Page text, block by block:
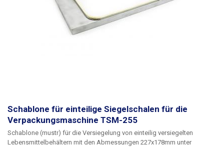
Schablone für einteilige Siegelschalen für die
Verpackungsmaschine TSM-255
Schablone (mustr) für die Versiegelung von einteilig versiegelten
Lebensmittelbehältern mit den Abmessungen 227x178mm unter